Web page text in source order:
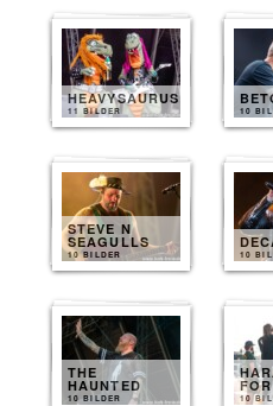
HEAVYSAURUS
11 BILDER 10
STEVE N
SEAGULLS
10 BILDER 10
THE
HAUNTED
10 BILDER 10